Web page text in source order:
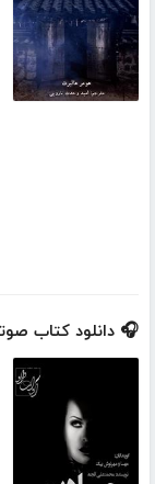
🎧 دانلود کتاب